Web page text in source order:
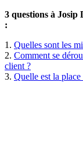
3 questions à
:
1. Quelles sont les
2. Comment se
client ?
3. Quelle est la